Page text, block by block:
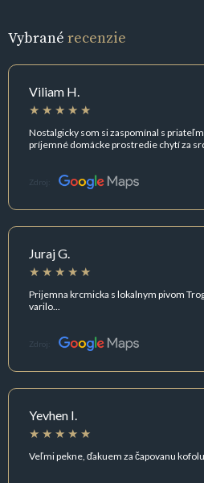
Vybrané recenzie
Viliam H.
Nostalgicky som si zaspomínal s
príjemné domácke prostredie chytí za
Zdroj:
Juraj G.
Prijemna krcmicka s lokalnym pivom
varilo...
Zdroj:
Yevhen I.
Veľmi pekne, ďakuem za čapovanu kofolu